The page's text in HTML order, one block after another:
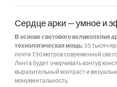
Сердце арки — умное и
В основе светового великолепия
технологическая мощь:35 тысяч
почти 730 метров современной
Лента будет очерчивать контур
выразительный контраст и
монументальность.